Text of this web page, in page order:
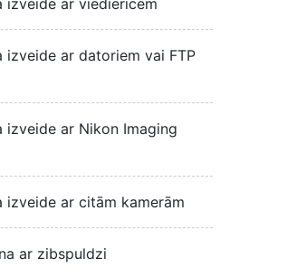
izveide ar viedierīcēm
izveide ar datoriem vai FTP
izveide ar Nikon Imaging
izveide ar citām kamerām
ar zibspuldzi